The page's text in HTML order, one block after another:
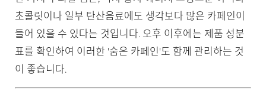
초콜릿이나 일부 탄산음료에도 생각보다 많은 카페인이
들어 있을 수 있다는 것입니다. 오후 이후에는 제품 성분
표를 확인하여 이러한 '숨은 카페인'도 함께 관리하는 것
이 좋습니다.